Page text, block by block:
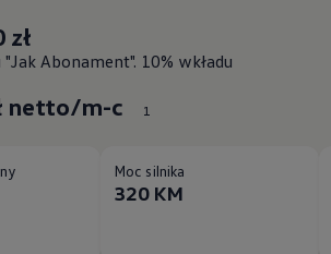
zł
Abonament". 10% wkładu
netto/m-c 1
Moc silnika
320 KM